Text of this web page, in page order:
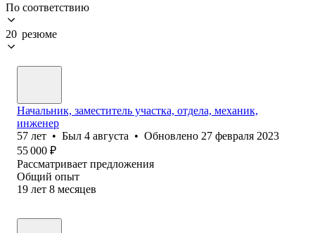
По соответствию
20 резюме
Начальник, заместитель участка, отдела, механик,
инженер
57 лет • Был 4 августа • Обновлено 27 февраля 2023
55 000 ₽
Рассматривает предложения
Общий опыт
19 лет 8 месяцев